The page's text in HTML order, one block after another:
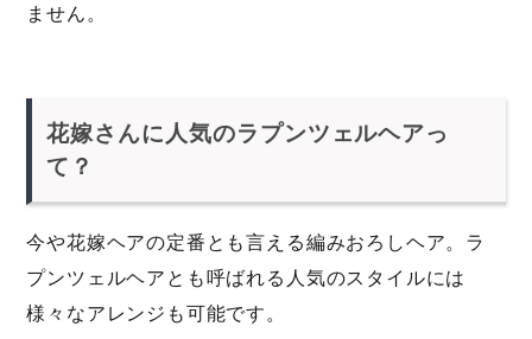
ません。
花嫁さんに人気のラプンツェルヘアっ
て？
今や花嫁ヘアの定番とも言える編みおろしヘア。ラ
プンツェルヘアとも呼ばれる人気のスタイルには
様々なアレンジも可能です。